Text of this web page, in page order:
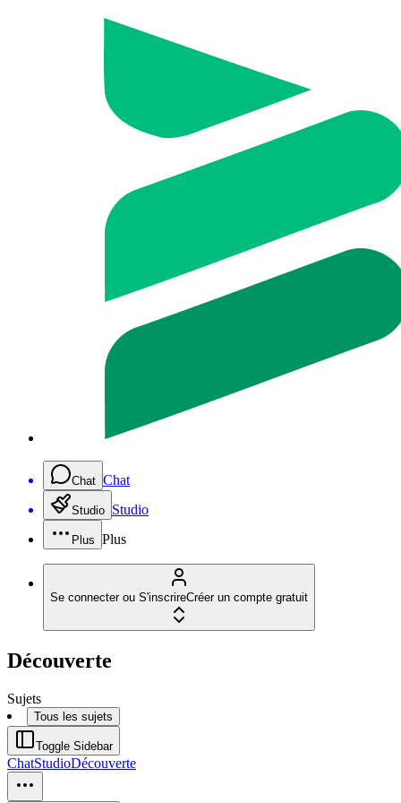
Chat Chat
Studio Studio
Plus Plus
Se connecter ou S'inscrireCréer un compte gratuit
Découverte
Sujets
Tous les sujets
Toggle Sidebar
ChatStudioDécouverte